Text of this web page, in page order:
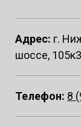
Адрес: г.
шоссе, 105к3
Телефон: 8